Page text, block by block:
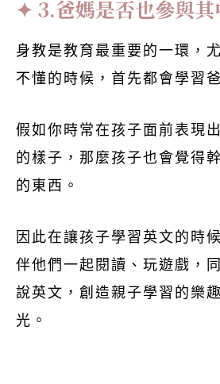
3.爸媽是否也參與其
身教是教育最重要的一環，
不懂的時候，首先都會學習
假如你時常在孩子面前表現
的樣子，那麼孩子也會覺得
的東西。
因此在讓孩子學習英文的時
伴他們一起閱讀、玩遊戲，
說英文，創造親子學習的樂
光。